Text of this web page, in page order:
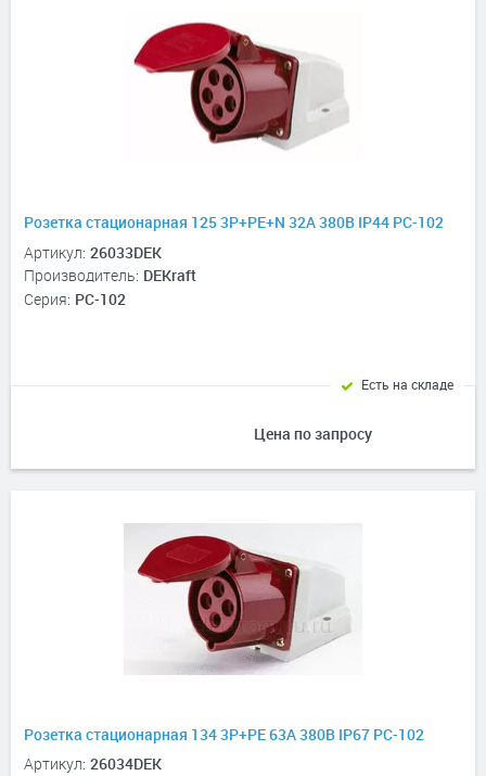
Розетка стационарная 125 3Р+РЕ+N 32А 380В IP44 РС-102
Артикул: 26033DEK
Производитель: DEKraft
Серия: РС-102
Цена по запросу
Есть на складе
Розетка стационарная 134 3Р+РЕ 63А 380В IP67 РС-102
Артикул: 26034DEK